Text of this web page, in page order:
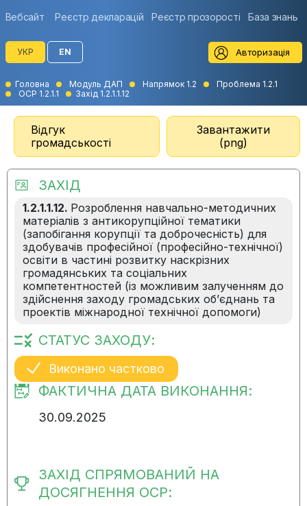
Вебсайт Реєстр декларацій Реєстр прозорості База знань
УКР EN Авторизація
Головна Модуль ДАП Напрямок 1.2
Проблема 1.2.1
ОСР 1.2.1.1
Захід 1.2.1.1.12
Відгук
громадськості
Завантажити
(png)
ЗАХІД
1.2.1.1.12. Розроблення навчально-методичних
матеріалів з антикорупційної тематики
(запобігання корупції та доброчесність) для
здобувачів професійної (професійно-технічної)
освіти в частині розвитку наскрізних
громадянських та соціальних
компетентностей (із можливим залученням до
здійснення заходу громадських об’єднань та
проектів міжнародної технічної допомоги)
СТАТУС ЗАХОДУ:
Виконано частково
ФАКТИЧНА ДАТА ВИКОНАННЯ:
30.09.2025
ЗАХІД СПРЯМОВАНИЙ НА
ДОСЯГНЕННЯ ОСР: